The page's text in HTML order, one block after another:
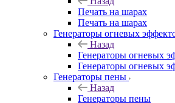
Печать на шарах
Печать на шарах
Генераторы огневых
Назад
Генераторы огневых
Генераторы огневых
Генераторы пены
Назад
Генераторы пены